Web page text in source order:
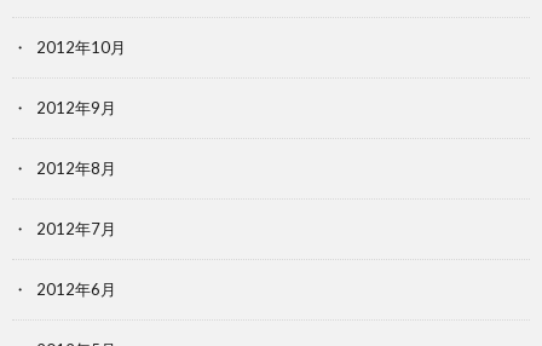
2012年10月
2012年9月
2012年8月
2012年7月
2012年6月